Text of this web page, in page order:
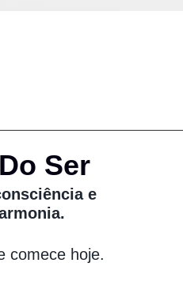
Ser
e
comece hoje.